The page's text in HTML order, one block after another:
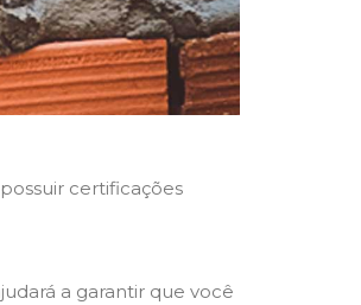
certificações
a garantir que você